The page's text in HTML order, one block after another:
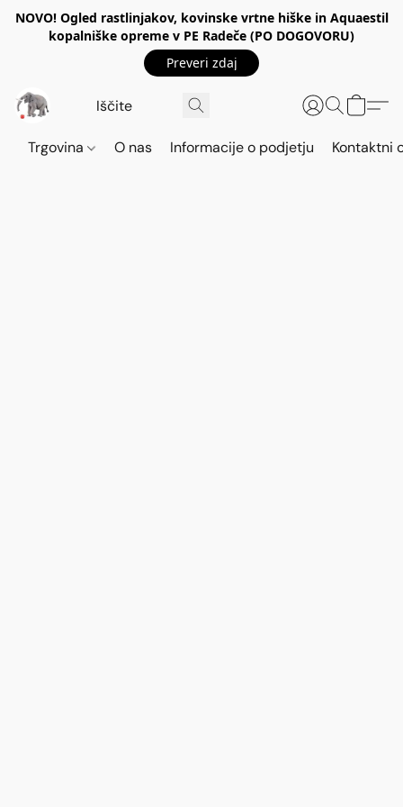
NOVO! Ogled rastlinjakov, kovinske vrtne hiške in Aquaestil
kopalniške opreme v PE Radeče (PO DOGOVORU)
Preveri zdaj
Trgovina O nas Informacije o podjetju Kontaktni